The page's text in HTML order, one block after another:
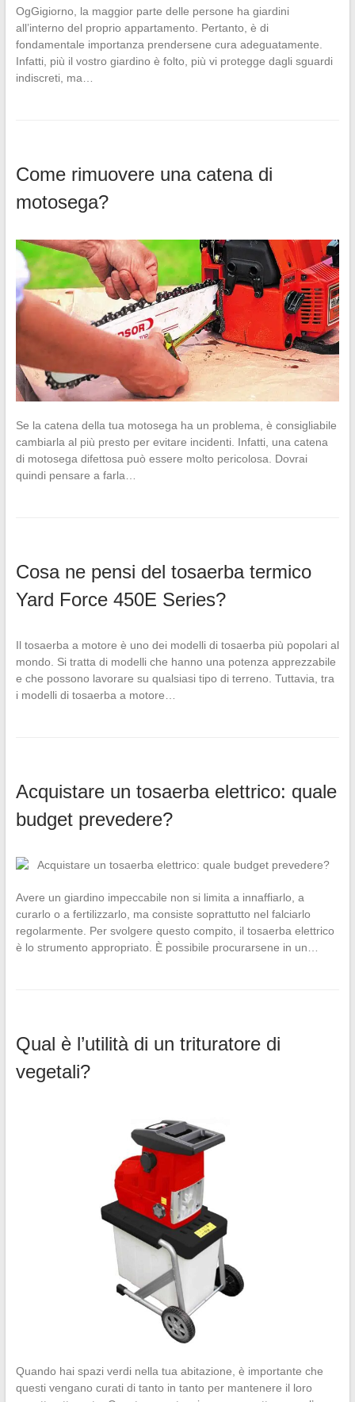
OgGigiorno, la maggior parte delle persone ha giardini
all’interno del proprio appartamento. Pertanto, è di
fondamentale importanza prendersene cura adeguatamente.
Infatti, più il vostro giardino è folto, più vi protegge dagli sguardi
indiscreti, ma…
Come rimuovere una catena di
motosega?
Se la catena della tua motosega ha un problema, è consigliabile
cambiarla al più presto per evitare incidenti. Infatti, una catena
di motosega difettosa può essere molto pericolosa. Dovrai
quindi pensare a farla…
Cosa ne pensi del tosaerba termico
Yard Force 450E Series?
Il tosaerba a motore è uno dei modelli di tosaerba più popolari al
mondo. Si tratta di modelli che hanno una potenza apprezzabile
e che possono lavorare su qualsiasi tipo di terreno. Tuttavia, tra
i modelli di tosaerba a motore…
Acquistare un tosaerba elettrico: quale
budget prevedere?
Avere un giardino impeccabile non si limita a innaffiarlo, a
curarlo o a fertilizzarlo, ma consiste soprattutto nel falciarlo
regolarmente. Per svolgere questo compito, il tosaerba elettrico
è lo strumento appropriato. È possibile procurarsene in un…
Qual è l’utilità di un trituratore di
vegetali?
Quando hai spazi verdi nella tua abitazione, è importante che
questi vengano curati di tanto in tanto per mantenere il loro